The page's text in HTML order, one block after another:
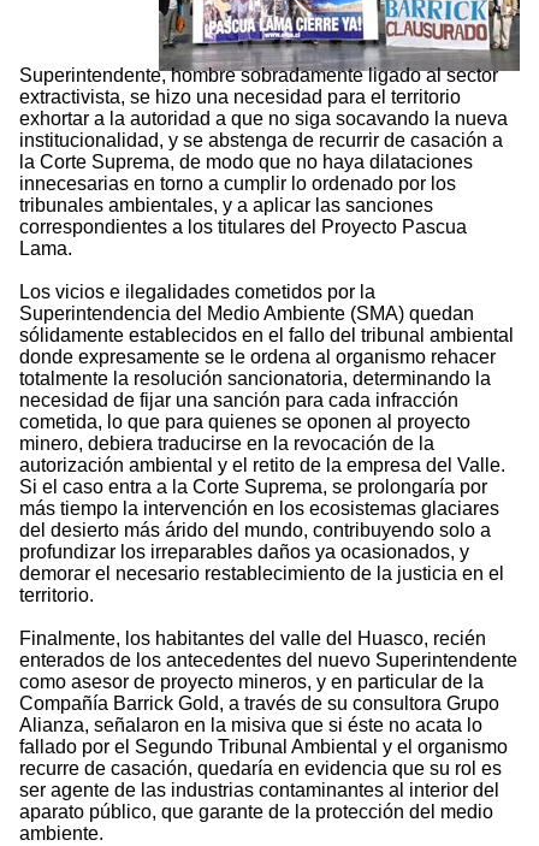
Superintendente, hombre sobradamente ligado al sector
extractivista, se hizo una necesidad para el territorio
exhortar a la autoridad a que no siga socavando la nueva
institucionalidad, y se abstenga de recurrir de casación a
la Corte Suprema, de modo que no haya dilataciones
innecesarias en torno a cumplir lo ordenado por los
tribunales ambientales, y a aplicar las sanciones
correspondientes a los titulares del Proyecto Pascua
Lama.
Los vicios e ilegalidades cometidos por la
Superintendencia del Medio Ambiente (SMA) quedan
sólidamente establecidos en el fallo del tribunal ambiental
donde expresamente se le ordena al organismo rehacer
totalmente la resolución sancionatoria, determinando la
necesidad de fijar una sanción para cada infracción
cometida, lo que para quienes se oponen al proyecto
minero, debiera traducirse en la revocación de la
autorización ambiental y el retito de la empresa del Valle.
Si el caso entra a la Corte Suprema, se prolongaría por
más tiempo la intervención en los ecosistemas glaciares
del desierto más árido del mundo, contribuyendo solo a
profundizar los irreparables daños ya ocasionados, y
demorar el necesario restablecimiento de la justicia en el
territorio.
Finalmente, los habitantes del valle del Huasco, recién
enterados de los antecedentes del nuevo Superintendente
como asesor de proyecto mineros, y en particular de la
Compañía Barrick Gold, a través de su consultora Grupo
Alianza, señalaron en la misiva que si éste no acata lo
fallado por el Segundo Tribunal Ambiental y el organismo
recurre de casación, quedaría en evidencia que su rol es
ser agente de las industrias contaminantes al interior del
aparato público, que garante de la protección del medio
ambiente.